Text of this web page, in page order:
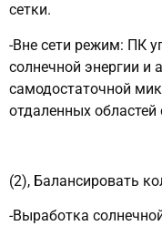
сетки.
-Вне сети режим: ПК
солнечной энергии и
самодостаточной
отдаленных
(2), Балансировать
-Выработка